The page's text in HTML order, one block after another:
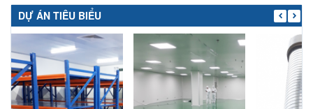
DỰ ÁN TIÊU BIỂU